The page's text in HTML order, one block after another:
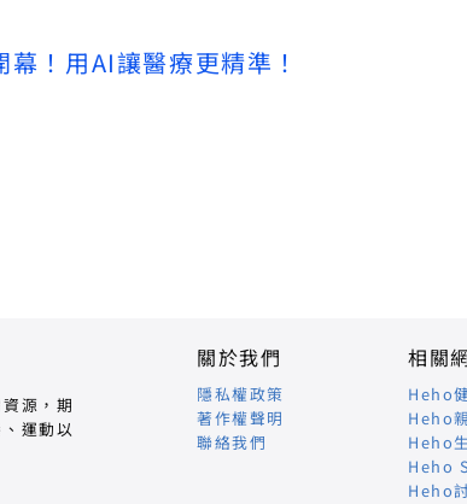
！用AI讓醫療更精準！
源，期
運動以
關於我們
隱私權政策
著作權聲明
聯絡我們
相關
Heho
Heho
Heho
Heho
Heho